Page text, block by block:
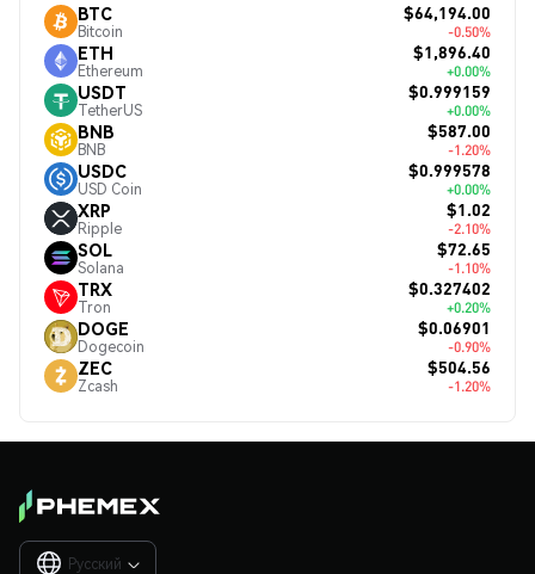
BTC
Bitcoin
$64,194.00
-0.50%
ETH
Ethereum
$1,896.40
+0.00%
USDT
TetherUS
$0.999159
+0.00%
BNB
BNB
$587.00
-1.20%
USDC
USD Coin
$0.999578
+0.00%
XRP
Ripple
$1.02
-2.10%
SOL
Solana
$72.65
-1.10%
TRX
Tron
$0.327402
+0.20%
DOGE
Dogecoin
$0.06901
-0.90%
ZEC
Zcash
$504.56
-1.20%
Русский 